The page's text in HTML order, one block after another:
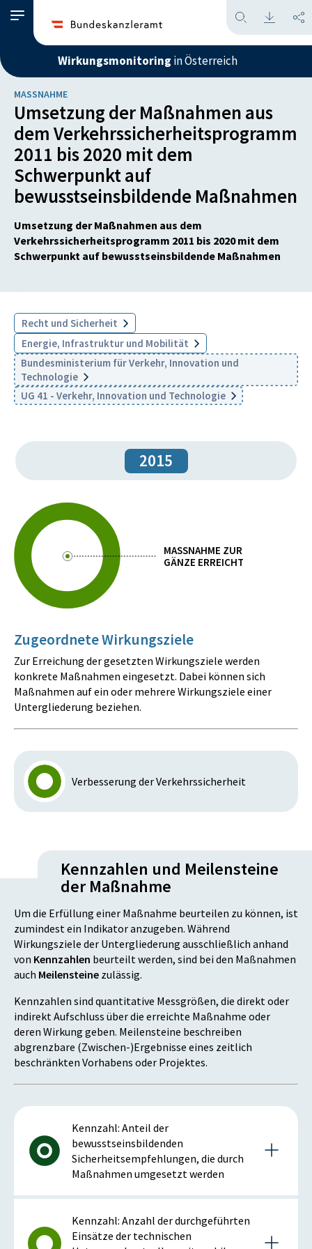
Wirkungsmonitoring in Österreich
MASSNAHME
Umsetzung der Maßnahmen aus
dem Verkehrssicherheitsprogramm
2011 bis 2020 mit dem
Schwerpunkt auf
bewusstseinsbildende Maßnahmen
Umsetzung der Maßnahmen aus dem
Verkehrssicherheitsprogramm 2011 bis 2020 mit dem
Schwerpunkt auf bewusstseinsbildende Maßnahmen
Recht und Sicherheit
Energie, Infrastruktur und Mobilität
Bundesministerium für Verkehr, Innovation und
Technologie
UG 41 - Verkehr, Innovation und Technologie
2015
MASSNAHME ZUR
GÄNZE ERREICHT
Zugeordnete Wirkungsziele
Zur Erreichung der gesetzten Wirkungsziele werden
konkrete Maßnahmen eingesetzt. Dabei können sich
Maßnahmen auf ein oder mehrere Wirkungsziele einer
Untergliederung beziehen.
Verbesserung der Verkehrssicherheit
Kennzahlen und Meilensteine
der Maßnahme
Um die Erfüllung einer Maßnahme beurteilen zu können, ist
zumindest ein Indikator anzugeben. Während
Wirkungsziele der Untergliederung ausschließlich anhand
von Kennzahlen beurteilt werden, sind bei den Maßnahmen
auch Meilensteine zulässig.
Kennzahlen sind quantitative Messgrößen, die direkt oder
indirekt Aufschluss über die erreichte Maßnahme oder
deren Wirkung geben. Meilensteine beschreiben
abgrenzbare (Zwischen-)Ergebnisse eines zeitlich
beschränkten Vorhabens oder Projektes.
Kennzahl: Anteil der
bewusstseinsbildenden
Sicherheitsempfehlungen, die durch
Maßnahmen umgesetzt werden
Details zur Kennzahl
Kennzahl: Anzahl der durchgeführten
Einsätze der technischen